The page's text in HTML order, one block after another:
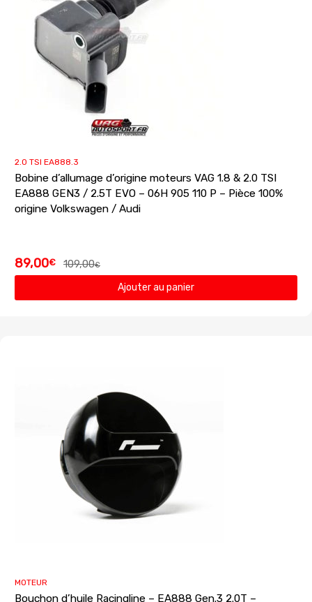
2.0 TSI EA888.3
Bobine d’allumage d’origine moteurs VAG 1.8 & 2.0 TSI
EA888 GEN3 / 2.5T EVO – 06H 905 110 P – Pièce 100%
origine Volkswagen / Audi
109,00€
89,00€
Ajouter au panier
MOTEUR
Bouchon d’huile Racingline – EA888 Gen.3 2.0T –